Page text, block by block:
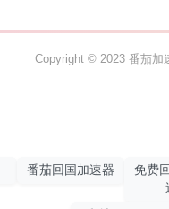
Copyright © 2023 番茄加
番茄回国加速器
免费